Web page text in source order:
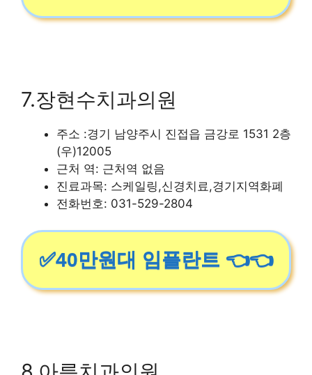
7.장현수치과의원
주소 :경기 남양주시 진접읍 금강로 1531 2층
(우)12005
근처 역: 근처역 없음
진료과목: 스케일링,신경치료,경기지역화폐
전화번호: 031-529-2804
✅40만원대 임플란트 👈👈